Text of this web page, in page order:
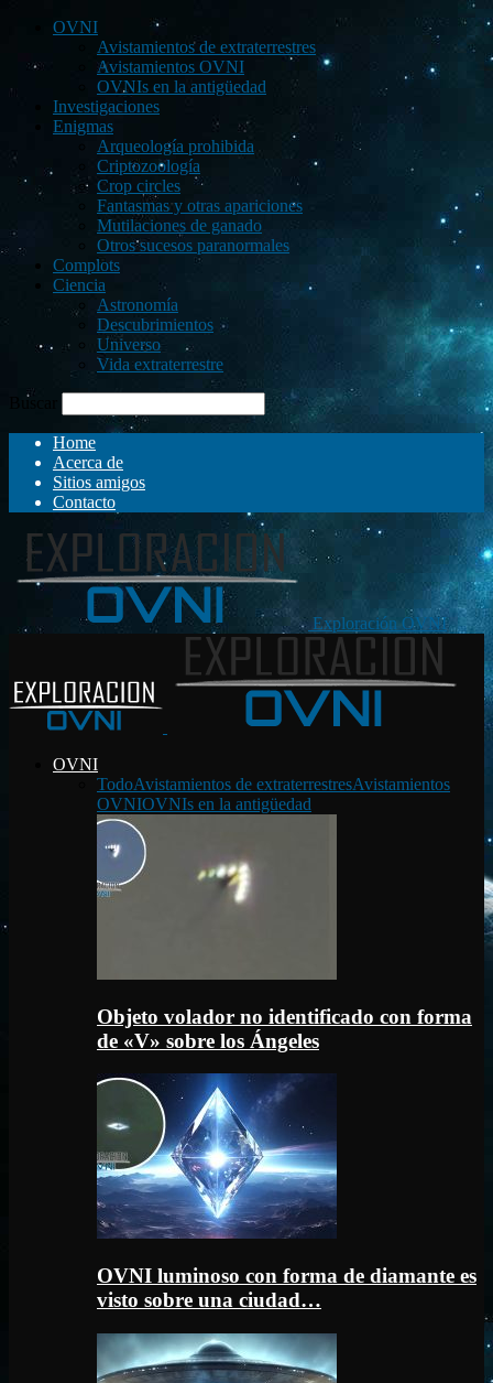
OVNI
Avistamientos de extraterrestres
Avistamientos OVNI
OVNIs en la antigüedad
Investigaciones
Enigmas
Arqueología prohibida
Criptozoología
Crop circles
Fantasmas y otras apariciones
Mutilaciones de ganado
Otros sucesos paranormales
Complots
Ciencia
Astronomía
Descubrimientos
Universo
Vida extraterrestre
Buscar
Home
Acerca de
Sitios amigos
Contacto
Exploración OVNI
OVNI
TodoAvistamientos de extraterrestresAvistamientos
OVNIOVNIs en la antigüedad
Objeto volador no identificado con forma
de «V» sobre los Ángeles
OVNI luminoso con forma de diamante es
visto sobre una ciudad…